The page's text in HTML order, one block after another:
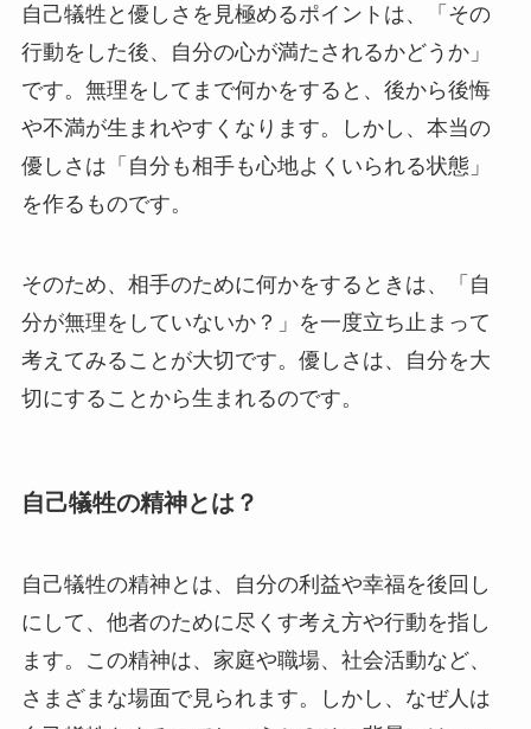
自己犠牲と優しさを見極めるポイントは、「その
行動をした後、自分の心が満たされるかどうか」
です。無理をしてまで何かをすると、後から後悔
や不満が生まれやすくなります。しかし、本当の
優しさは「自分も相手も心地よくいられる状態」
を作るものです。
そのため、相手のために何かをするときは、「自
分が無理をしていないか？」を一度立ち止まって
考えてみることが大切です。優しさは、自分を大
切にすることから生まれるのです。
自己犠牲の精神とは？
自己犠牲の精神とは、自分の利益や幸福を後回し
にして、他者のために尽くす考え方や行動を指し
ます。この精神は、家庭や職場、社会活動など、
さまざまな場面で見られます。しかし、なぜ人は